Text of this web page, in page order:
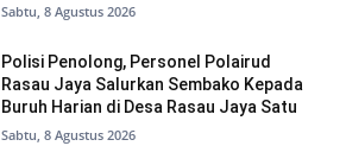
Sabtu, 8 Agustus 2026
Polisi Penolong, Personel Polairud
Rasau Jaya Salurkan Sembako Kepada
Buruh Harian di Desa Rasau Jaya Satu
Sabtu, 8 Agustus 2026